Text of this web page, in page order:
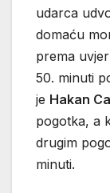
udarca
domaću
prema
50. minuti
je Hakan
pogotka, a
drugim
minuti.